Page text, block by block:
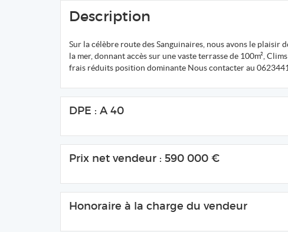
Description
Sur la célèbre route des Sanguinaires, nous avons le plaisir
la mer, donnant accès sur une vaste terrasse de 100m²,
frais réduits position dominante Nous contacter au
DPE : A 40
Prix net vendeur : 590 000 €
Honoraire à la charge du vendeur